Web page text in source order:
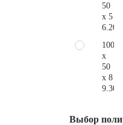
50
x 5
100
x
50
x 8
Выбор